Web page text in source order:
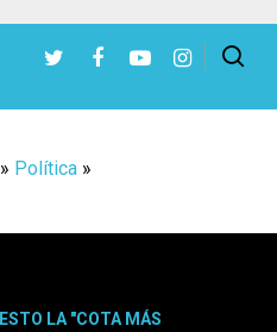
» Política »
LA "COTA MÁS